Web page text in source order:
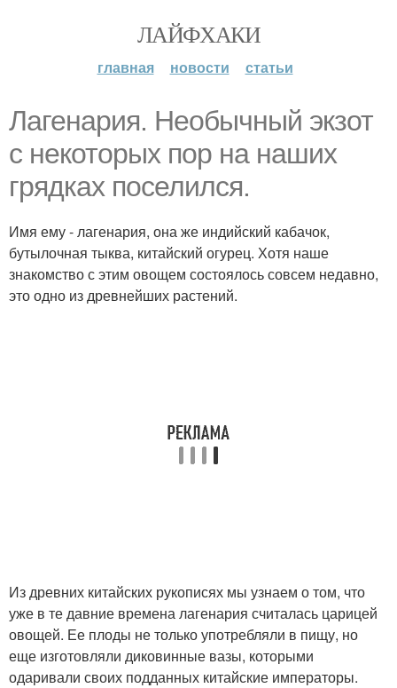
ЛАЙФХАКИ
главная новости статьи
Лагенария. Необычный экзот
с некоторых пор на наших
грядках поселился.
Имя ему - лагенария, она же индийский кабачок,
бутылочная тыква, китайский огурец. Хотя наше
знакомство с этим овощем состоялось совсем недавно,
это одно из древнейших растений.
Из древних китайских рукописях мы узнаем о том, что
уже в те давние времена лагенария считалась царицей
овощей. Ее плоды не только употребляли в пищу, но
еще изготовляли диковинные вазы, которыми
одаривали своих подданных китайские императоры.